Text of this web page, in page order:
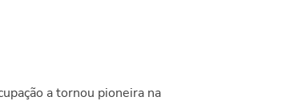
a tornou pioneira na